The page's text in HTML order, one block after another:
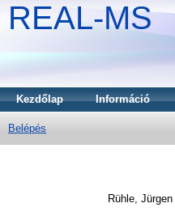
REAL-MS
Kezdőlap Információ
Belépés
Rühle, Jürgen